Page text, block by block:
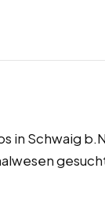
in Schwaig